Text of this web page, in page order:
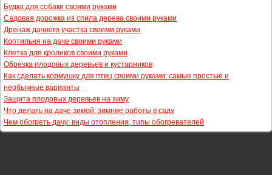
Будка для собаки своими руками
Садовая дорожка из спила дерева своими руками
Дренаж дачного участка своими руками
Коптильня на даче своими руками
Клетка для кроликов своими руками
Обрезка плодовых деревьев и кустарников
Как сделать кормушку для птиц своими руками: самые простые и
необычные варианты
Защита плодовых деревьев на зиму
Что делать на даче зимой: зимние работы в саду
Чем обогреть дачу: виды отопления, типы обогревателей